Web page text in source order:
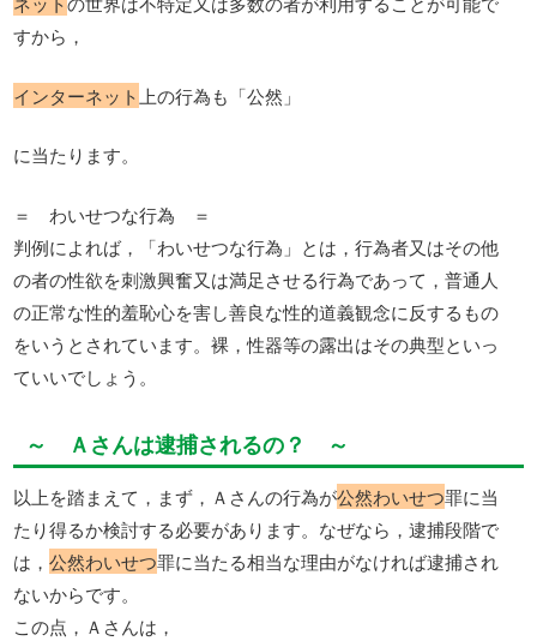
すから，
インターネット 上の行為も「公然」
に当たります。
＝ わいせつな行為 ＝
判例によれば，「わいせつな行為」とは，行為者又はその他
の者の性欲を刺激興奮又は満足させる行為であって，普通人
の正常な性的羞恥心を害し善良な性的道義観念に反するもの
をいうとされています。裸，性器等の露出はその典型といっ
ていいでしょう。
～ Ａさんは逮捕されるの？ ～
以上を踏まえて，まず，Ａさんの行為が公然わいせつ罪に当
たり得るか検討する必要があります。なぜなら，逮捕段階で
は，公然わいせつ罪に当たる相当な理由がなければ逮捕され
ないからです。
この点，Ａさんは，